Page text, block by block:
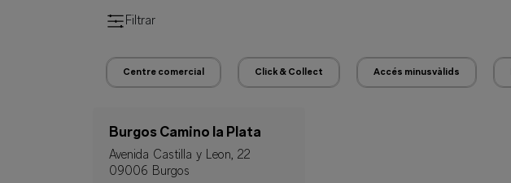
Filtrar
Centre comercial Click & Collect Accés minusvàlids
Burgos Camino la Plata
Avenida Castilla y Leon, 22
09006 Burgos